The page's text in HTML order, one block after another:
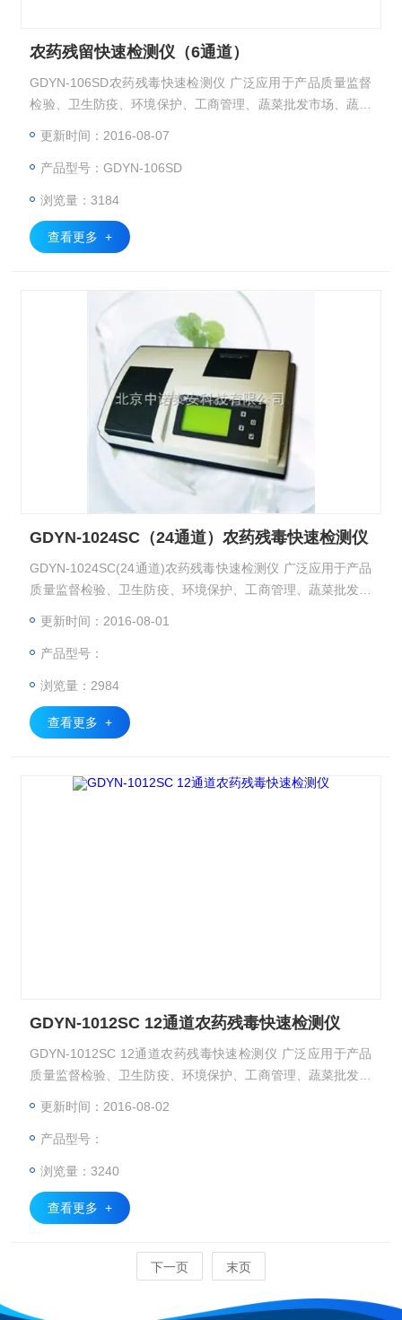
农药残留快速检测仪（6通道）
GDYN-106SD农药残毒快速检测仪 广泛应用于产品质量监督
检验、卫生防疫、环境保护、工商管理、蔬菜批发市场、蔬菜
更新时间：2016-08-07
产品型号：GDYN-106SD
浏览量：3184
查看更多 +
GDYN-1024SC（24通道）农药残毒快速检测仪
GDYN-1024SC(24通道)农药残毒快速检测仪 广泛应用于产品
质量监督检验、卫生防疫、环境保护、工商管理、蔬菜批发市
更新时间：2016-08-01
产品型号：
浏览量：2984
查看更多 +
GDYN-1012SC 12通道农药残毒快速检测仪
GDYN-1012SC 12通道农药残毒快速检测仪 广泛应用于产品
质量监督检验、卫生防疫、环境保护、工商管理、蔬菜批发市
更新时间：2016-08-02
产品型号：
浏览量：3240
查看更多 +
下一页 末页